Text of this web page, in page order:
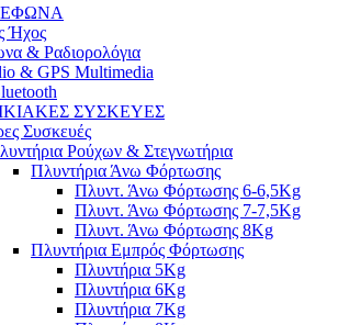
Ήχος
& Ραδιορολόγια
& GPS Multimedia
ΣΥΣΚΕΥΕΣ
Συσκευές
Ρούχων & Στεγνωτήρια
Πλυντήρια Άνω Φόρτωσης
Πλυντ. Άνω Φόρτωσης 6-6,5Kg
Πλυντ. Άνω Φόρτωσης 7-7,5Kg
Πλυντ. Άνω Φόρτωσης 8Kg
Πλυντήρια Εμπρός Φόρτωσης
Πλυντήρια 5Kg
Πλυντήρια 6Kg
Πλυντήρια 7Kg